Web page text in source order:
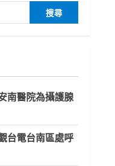
南醫院為攝護腺
台電台南區處呼